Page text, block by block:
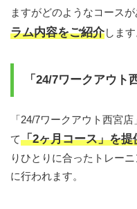
ますがどのようなコースが
ラム内容をご紹介します
「24/7ワークアウ
「24/7ワークアウト西宮
て「2ヶ月コース」を提
りひとりに合ったトレー
に行われます。